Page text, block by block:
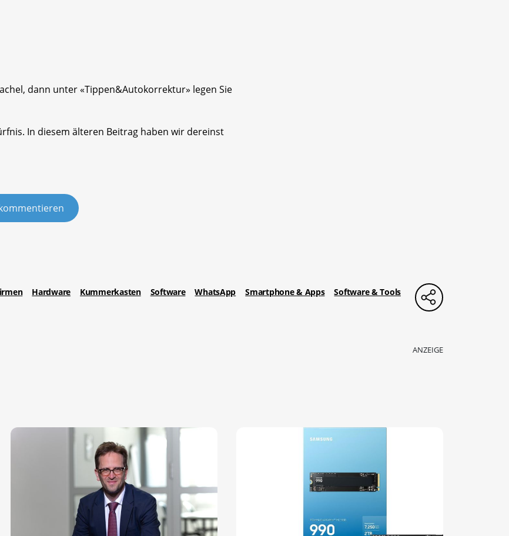
dann unter «Tippen&Autokorrektur» legen Sie
In diesem älteren Beitrag haben wir dereinst
Hardware Kummerkasten Software WhatsApp Smartphone & Apps Software & Tools
ANZEIGE